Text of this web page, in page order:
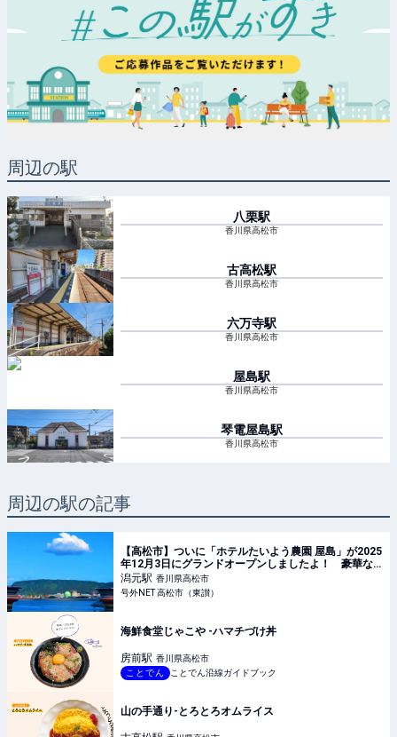
周辺の駅
八栗駅
香川県高松市
古高松駅
香川県高松市
六万寺駅
香川県高松市
屋島駅
香川県高松市
琴電屋島駅
香川県高松市
周辺の駅の記事
【高松市】ついに「ホテルたいよう農園 屋島」が2025
年12月3日にグランドオープンしましたよ！ 豪華な
朝ご飯が魅力的♪
潟元駅 香川県高松市
号外NET 高松市（東讃）
海鮮食堂じゃこや -ハマチづけ丼
房前駅 香川県高松市
ことでん
ことでん沿線ガイドブック
山の手通り-とろとろオムライス